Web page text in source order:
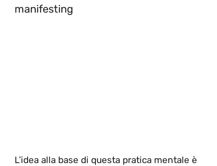
manifesting
L’idea alla base di questa pratica mentale è